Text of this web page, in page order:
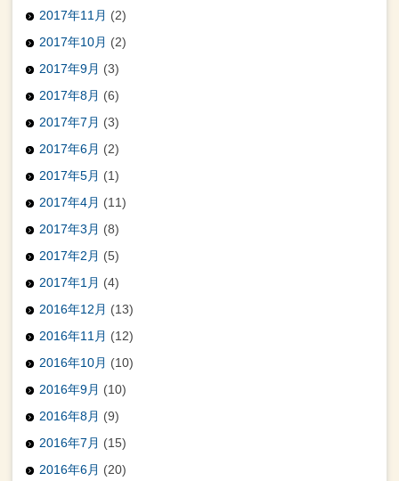
2017年11月 (2)
2017年10月 (2)
2017年9月 (3)
2017年8月 (6)
2017年7月 (3)
2017年6月 (2)
2017年5月 (1)
2017年4月 (11)
2017年3月 (8)
2017年2月 (5)
2017年1月 (4)
2016年12月 (13)
2016年11月 (12)
2016年10月 (10)
2016年9月 (10)
2016年8月 (9)
2016年7月 (15)
2016年6月 (20)